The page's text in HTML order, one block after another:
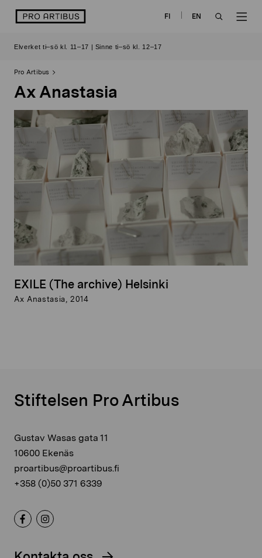
logo FI
EN
Elverket ti–sö kl. 11–17 | Sinne ti–sö kl. 12–17
Pro Artibus
Ax Anastasia
EXILE (The archive) Helsinki
Ax Anastasia, 2014
Stiftelsen Pro Artibus
Gustav Wasas gata 11
10600 Ekenäs
proartibus@proartibus.fi
+358 (0)50 371 6339